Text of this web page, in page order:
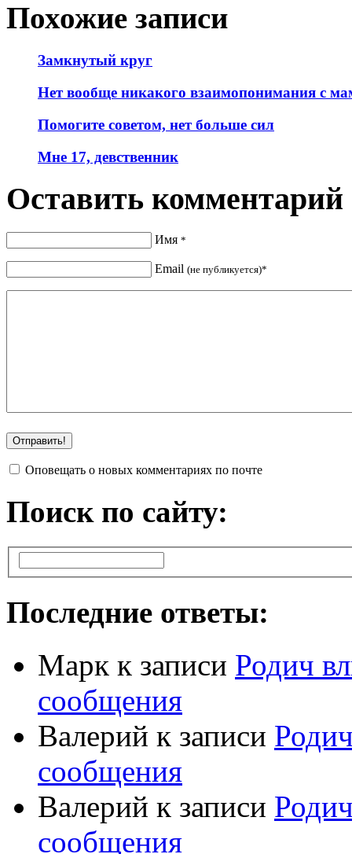
Похожие записи
Замкнутый круг
Нет вообще никакого взаимопонимания с
Помогите советом, нет больше сил
Мне 17, девственник
Оставить комментарий
Имя *
Email (не публикуется)*
Оповещать о новых комментариях по почте
Поиск по сайту:
Последние ответы:
Марк к записи Родич
сообщения
Валерий к записи
сообщения
Валерий к записи
сообщения